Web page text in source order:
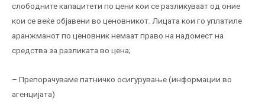
слободните капацитети по цени кои се разликуваат од оние
кои се веќе објавени во ценовникот. Лицата кои го уплатиле
аранжманот по ценовник немаат право на надомест на
средства за разликата во цена;
– Препорачуваме патничко осигурување (информации во
агенцијата)